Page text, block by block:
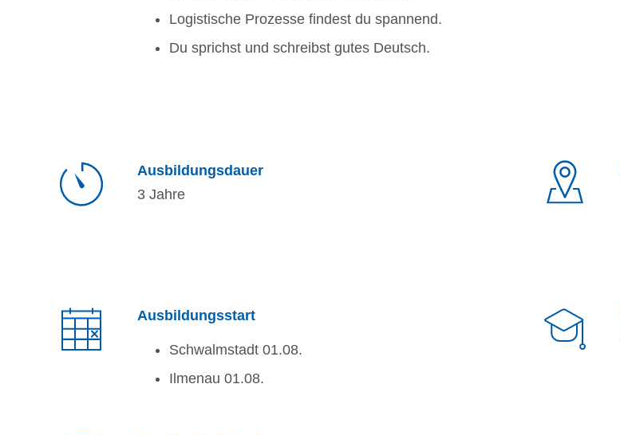
Logistische Prozesse ﬁndest du spannend.
Du sprichst und schreibst gutes Deutsch.
Ausbildungsdauer
3 Jahre
Ausbildungsstart
Schwalmstadt 01.08.
Ilmenau 01.08.